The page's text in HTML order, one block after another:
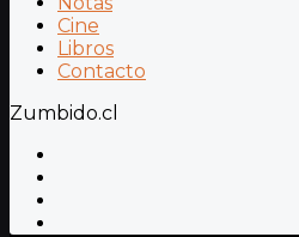
Cine
Libros
Contacto
Zumbido.cl